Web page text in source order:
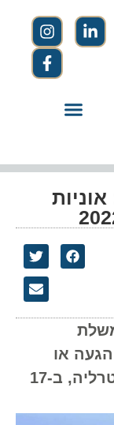
או
יציאת אוניות קרוזים מנמלי אוסטרליה, ב-17